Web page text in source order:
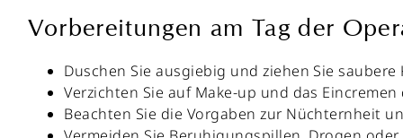
Vorbereitungen am Tag der
Duschen Sie ausgiebig und ziehen Sie
Verzichten Sie auf Make-up und das
Beachten Sie die Vorgaben zur Nüchternheit